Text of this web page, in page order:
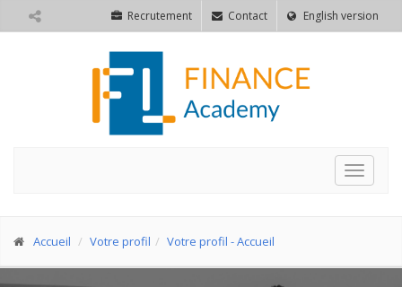
Recrutement Contact English version
Activer
Accueil Votre profil Votre profil - Accueil